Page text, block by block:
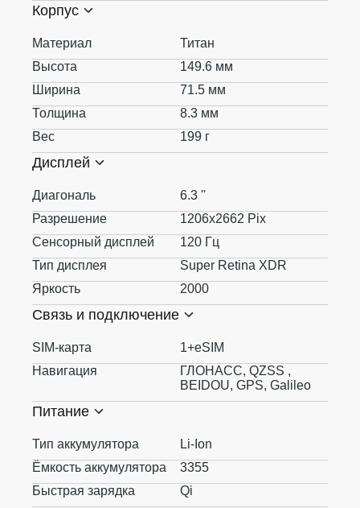
Корпус
Материал
Титан
Высота
149.6 мм
Ширина
71.5 мм
Толщина
8.3 мм
Вес
199 г
Дисплей
Диагональ
6.3 ''
Разрешение
1206x2662 Pix
Сенсорный дисплей
120 Гц
Тип дисплея
Super Retina XDR
Яркость
2000
Связь и подключение
SIM-карта
1+eSIM
Навигация
ГЛОНАСС, QZSS ,
BEIDOU, GPS, Galileo
Питание
Тип аккумулятора
Li-Ion
Ёмкость аккумулятора
3355
Быстрая зарядка
Qi